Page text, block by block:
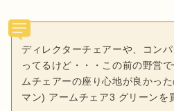
ディレクターチェアーや、コン
ってるけど・・・この前の野営
ムチェアーの座り心地が良かっ
マン) アームチェア3 グリーンを